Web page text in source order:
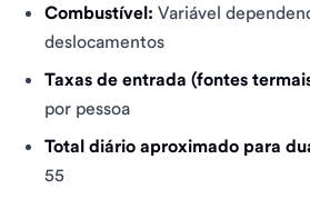
Combustível: Variável
deslocamentos
Taxas de entrada (fontes
por pessoa
Total diário aproximado para
55